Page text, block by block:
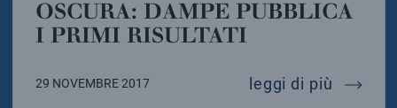
OSCURA: DAMPE PUBBLICA
I PRIMI RISULTATI
29 NOVEMBRE 2017 leggi di più